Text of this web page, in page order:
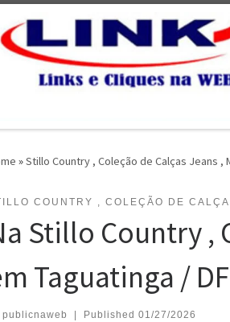
»Stillo Country , Coleção de Calças Jeans ,
COUNTRY , COLEÇÃO DE
Stillo Country ,
Taguatinga / DF
publicnaweb Published 01/27/2026